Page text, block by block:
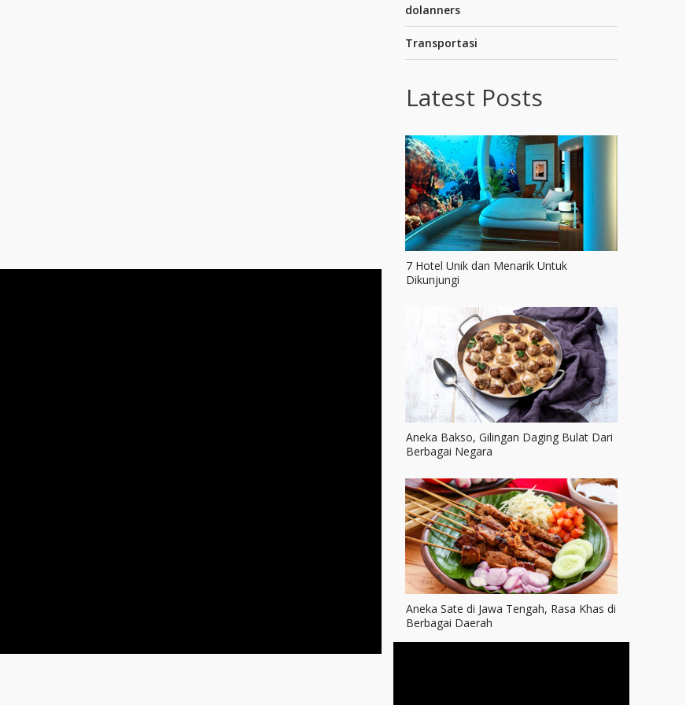
dolanners
Transportasi
Latest Posts
7 Hotel Unik dan Menarik Untuk
Dikunjungi
Aneka Bakso, Gilingan Daging Bulat Dari
Berbagai Negara
Aneka Sate di Jawa Tengah, Rasa Khas di
Berbagai Daerah